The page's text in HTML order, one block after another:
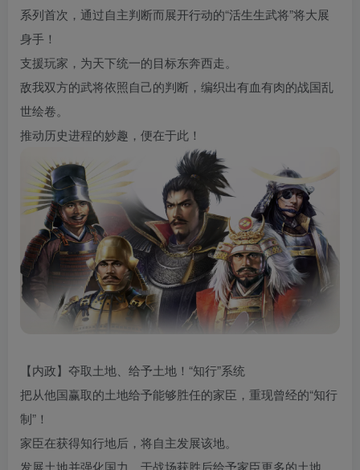
系列首次，通过自主判断而展开行动的“活生生武将”将大展
身手！
支援玩家，为天下统一的目标东奔西走。
敌我双方的武将依照自己的判断，编织出有血有肉的战国乱
世绘卷。
推动历史进程的妙趣，便在于此！
【内政】夺取土地、给予土地！“知行”系统
把从他国赢取的土地给予能够胜任的家臣，重现曾经的“知行
制”！
家臣在获得知行地后，将自主发展该地。
发展土地并强化国力，于战场获胜后给予家臣更多的土地